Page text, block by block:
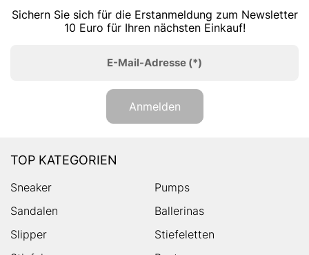
Sichern Sie sich für die Erstanmeldung zum Newsletter
10 Euro für Ihren nächsten Einkauf!
E-Mail-Adresse (*)
Anmelden
TOP KATEGORIEN
Sneaker
Pumps
Sandalen
Ballerinas
Slipper
Stiefeletten